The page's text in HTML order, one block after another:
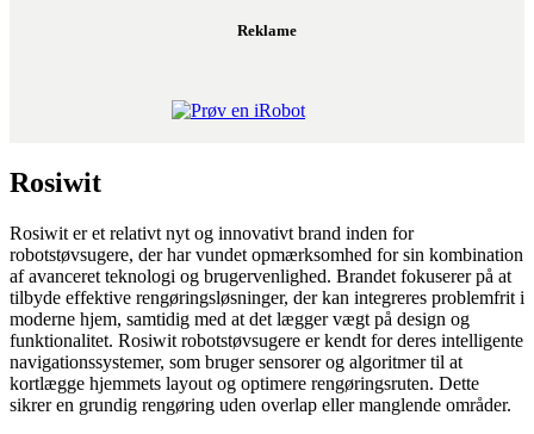
Reklame
Rosiwit
Rosiwit er et relativt nyt og innovativt brand inden for
robotstøvsugere, der har vundet opmærksomhed for sin kombination
af avanceret teknologi og brugervenlighed. Brandet fokuserer på at
tilbyde effektive rengøringsløsninger, der kan integreres problemfrit i
moderne hjem, samtidig med at det lægger vægt på design og
funktionalitet. Rosiwit robotstøvsugere er kendt for deres intelligente
navigationssystemer, som bruger sensorer og algoritmer til at
kortlægge hjemmets layout og optimere rengøringsruten. Dette
sikrer en grundig rengøring uden overlap eller manglende områder.